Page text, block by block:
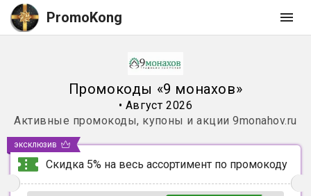
PromoKong
Промокоды «9 монахов»
• Август 2026
Активные промокоды, купоны и акции 9monahov.ru
Скидка 5% на весь ассортимент по промокоду
эксклюзив